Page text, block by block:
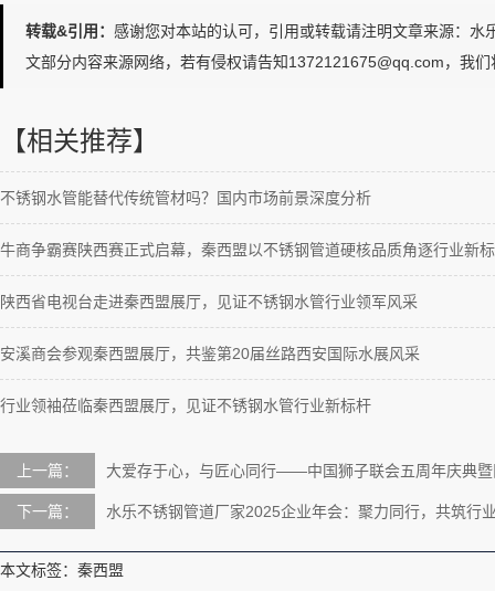
转载&引用： 感谢您对本站的认可，引用或转载请注明文章来源：
文部分内容来源网络，若有侵权请告知1372121675@qq.com，我
【相关推荐】
不锈钢水管能替代传统管材吗？国内市场前景深度分析
牛商争霸赛陕西赛正式启幕，秦西盟以不锈钢管道硬核品质角逐行业新
陕西省电视台走进秦西盟展厅，见证不锈钢水管行业领军风采
安溪商会参观秦西盟展厅，共鉴第20届丝路西安国际水展风采
行业领袖莅临秦西盟展厅，见证不锈钢水管行业新标杆
上一篇： 大爱存于心，与匠心同行——中国狮子联会五周年庆典
下一篇： 水乐不锈钢管道厂家2025企业年会：聚力同行，共筑行
本文标签：秦西盟